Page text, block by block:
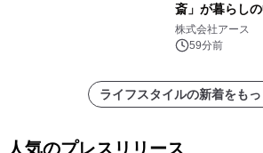
斎」が暮らし
開
株式会社アース
59分前
ライフスタイルの新着をも
人気のプレスリリース